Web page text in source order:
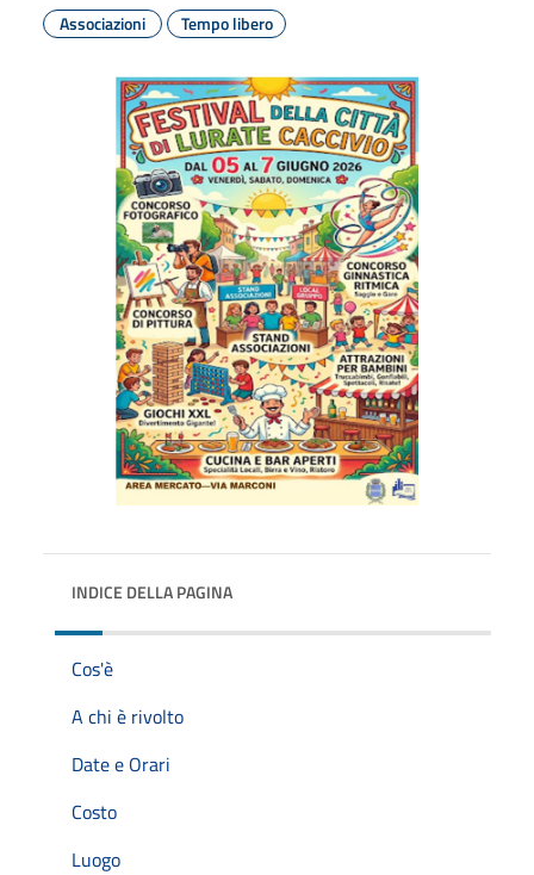
Associazioni
Tempo libero
INDICE DELLA PAGINA
Cos'è
A chi è rivolto
Date e Orari
Costo
Luogo